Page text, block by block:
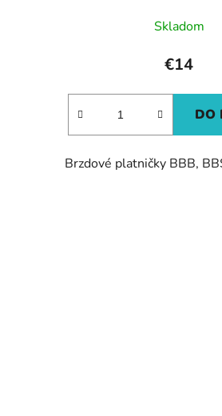
Skladom
€14
DO
Brzdové platničky BBB,